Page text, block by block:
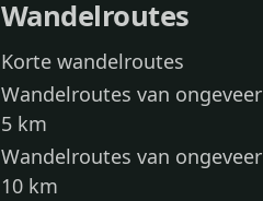
Wandelroutes
Korte wandelroutes
Wandelroutes van ongeveer
5 km
Wandelroutes van ongeveer
10 km